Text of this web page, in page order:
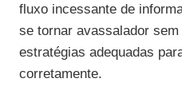
fluxo incessante de
se tornar avassalador
estratégias adequadas
corretamente.